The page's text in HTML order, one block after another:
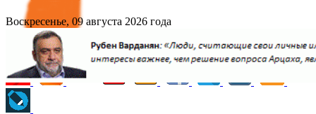
Воскресенье, 09 августа 2026 года